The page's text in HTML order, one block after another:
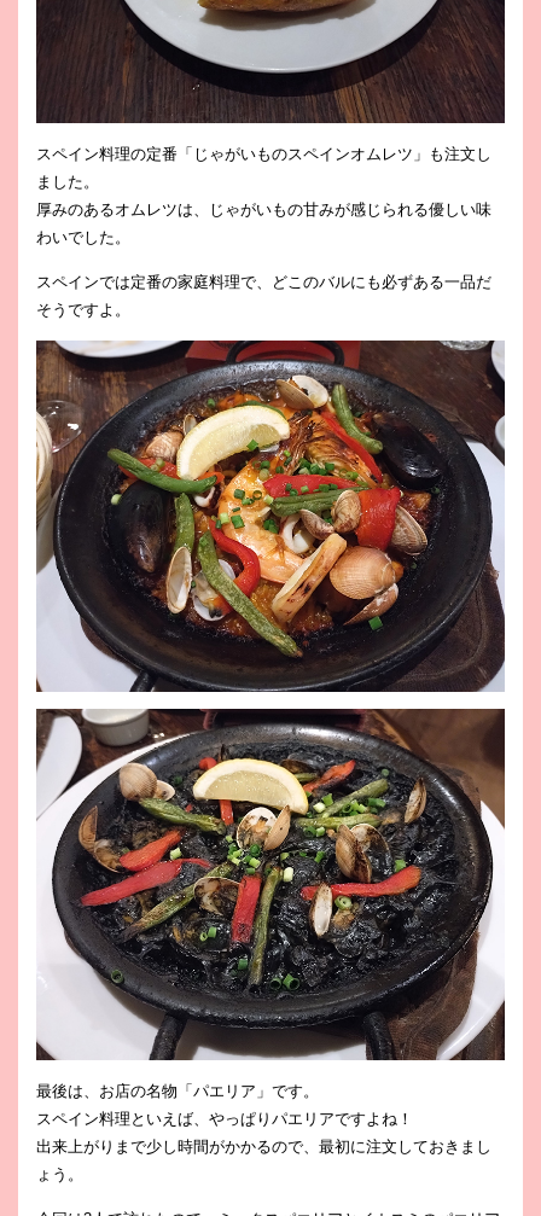
スペイン料理の定番「じゃがいものスペインオムレツ」も注文し
ました。
厚みのあるオムレツは、じゃがいもの甘みが感じられる優しい味
わいでした。
スペインでは定番の家庭料理で、どこのバルにも必ずある一品だ
そうですよ。
最後は、お店の名物「パエリア」です。
スペイン料理といえば、やっぱりパエリアですよね！
出来上がりまで少し時間がかかるので、最初に注文しておきまし
ょう。